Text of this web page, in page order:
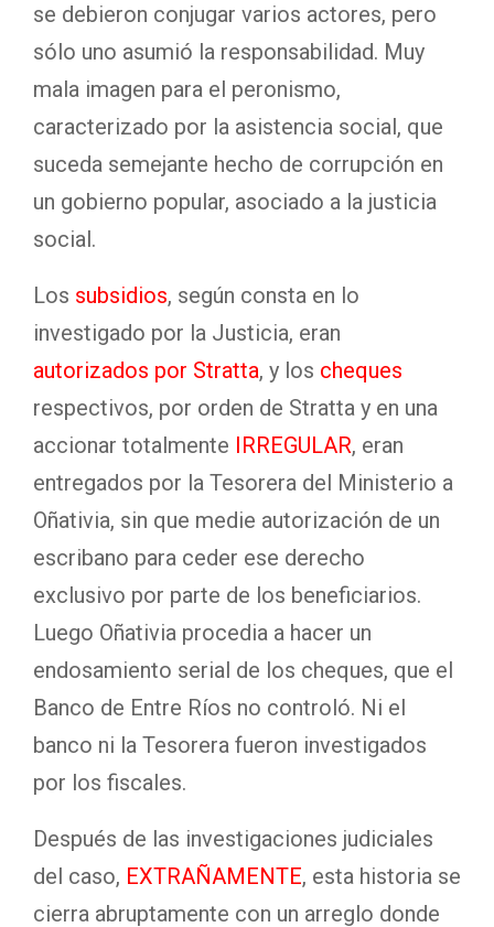
se debieron conjugar varios actores, pero
sólo uno asumió la responsabilidad. Muy
mala imagen para el peronismo,
caracterizado por la asistencia social, que
suceda semejante hecho de corrupción en
un gobierno popular, asociado a la justicia
social.
Los subsidios, según consta en lo
investigado por la Justicia, eran
autorizados por Stratta, y los cheques
respectivos, por orden de Stratta y en una
accionar totalmente IRREGULAR, eran
entregados por la Tesorera del Ministerio a
Oñativia, sin que medie autorización de un
escribano para ceder ese derecho
exclusivo por parte de los beneficiarios.
Luego Oñativia procedia a hacer un
endosamiento serial de los cheques, que el
Banco de Entre Ríos no controló. Ni el
banco ni la Tesorera fueron investigados
por los fiscales.
Después de las investigaciones judiciales
del caso, EXTRAÑAMENTE, esta historia se
cierra abruptamente con un arreglo donde